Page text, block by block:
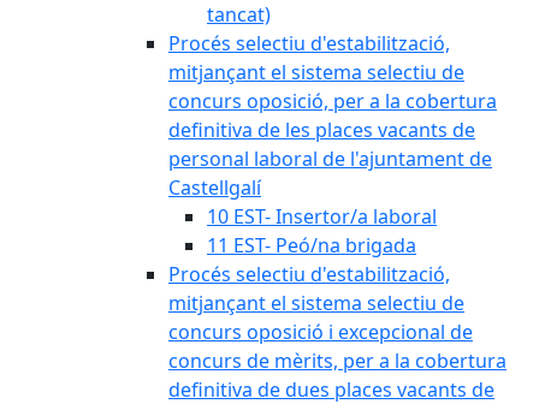
tancat)
Procés selectiu d'estabilització,
mitjançant el sistema selectiu de
concurs oposició, per a la cobertura
definitiva de les places vacants de
personal laboral de l'ajuntament de
Castellgalí
10 EST- Insertor/a laboral
11 EST- Peó/na brigada
Procés selectiu d'estabilització,
mitjançant el sistema selectiu de
concurs oposició i excepcional de
concurs de mèrits, per a la cobertura
definitiva de dues places vacants de